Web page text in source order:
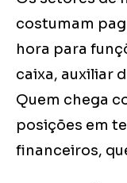
costumam
hora para
caixa, auxiliar
Quem chega
posições em
financeiros,